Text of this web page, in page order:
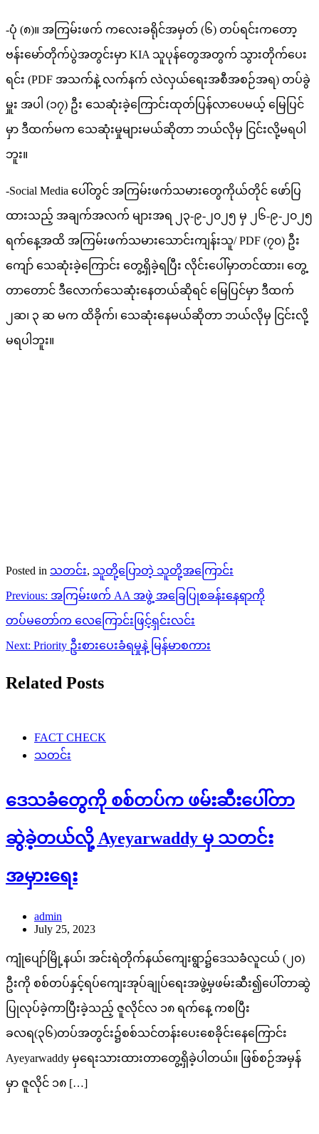
-ပုံ (၈)။ အကြမ်းဖက် ကလေးခရိုင်အမှတ် (၆) တပ်ရင်းကတော့
ဗန်းမော်တိုက်ပွဲအတွင်းမှာ KIA သူပုန်တွေအတွက် သွားတိုက်ပေး
ရင်း (PDF အသက်နဲ့ လက်နက် လဲလှယ်ရေးအစီအစဉ်အရ) တပ်ခွဲ
မှူး အပါ (၁၇) ဦး သေဆုံးခဲ့ကြောင်းထုတ်ပြန်လာပေမယ့် မြေပြင်
မှာ ဒီထက်မက သေဆုံးမှုများမယ်ဆိုတာ ဘယ်လိုမှ ငြင်းလို့မရပါ
ဘူး။
-Social Media ပေါ်တွင် အကြမ်းဖက်သမားတွေကိုယ်တိုင် ဖော်ပြ
ထားသည့် အချက်အလက် များအရ ၂၃-၉-၂၀၂၅ မှ ၂၆-၉-၂၀၂၅
ရက်နေ့အထိ အကြမ်းဖက်သမားသောင်းကျန်းသူ/ PDF (၇၀) ဦး
ကျော် သေဆုံးခဲ့ကြောင်း တွေ့ရှိခဲ့ရပြီး လိုင်းပေါ်မှာတင်ထား၊ တွေ့
တာတောင် ဒီလောက်သေဆုံးနေတယ်ဆိုရင် မြေပြင်မှာ ဒီထက်
၂ဆ၊ ၃ ဆ မက ထိခိုက်၊ သေဆုံးနေမယ်ဆိုတာ ဘယ်လိုမှ ငြင်းလို့
မရပါဘူး။
Posted in သတင်း, သူတို့ပြောတဲ့ သူတို့အကြောင်း
Post
navigation
Previous: အကြမ်းဖက် AA အဖွဲ့ အခြေပြုစခန်းနေရာကို
တပ်မတော်က လေကြောင်းဖြင့်ရှင်းလင်း
Next: Priority ဦးစားပေးခံရမှုနဲ့ မြန်မာစကား
Related Posts
FACT CHECK
သတင်း
ဒေသခံတွေကို စစ်တပ်က ဖမ်းဆီးပေါ်တာ
ဆွဲခဲ့တယ်လို့ Ayeyarwaddy မှ သတင်း
အမှားရေး
admin
July 25, 2023
ကျုံပျော်မြို့နယ်၊ အင်းရဲတိုက်နယ်ကျေးရွာ၌ဒေသခံလူငယ် (၂၀)
ဦးကို စစ်တပ်နှင့်ရပ်ကျေးအုပ်ချုပ်ရေးအဖွဲ့မှဖမ်းဆီး၍ပေါ်တာဆွဲ
ပြုလုပ်ခဲ့ကာပြီးခဲ့သည့် ဇူလိုင်လ ၁၈ ရက်နေ့ ကစပြီး
ခလရ(၃၆)တပ်အတွင်း၌စစ်သင်တန်းပေးစေခိုင်းနေကြောင်း
Ayeyarwaddy မှရေးသားထားတာတွေ့ရှိခဲ့ပါတယ်။ ဖြစ်စဉ်အမှန်
မှာ ဇူလိုင် ၁၈ […]